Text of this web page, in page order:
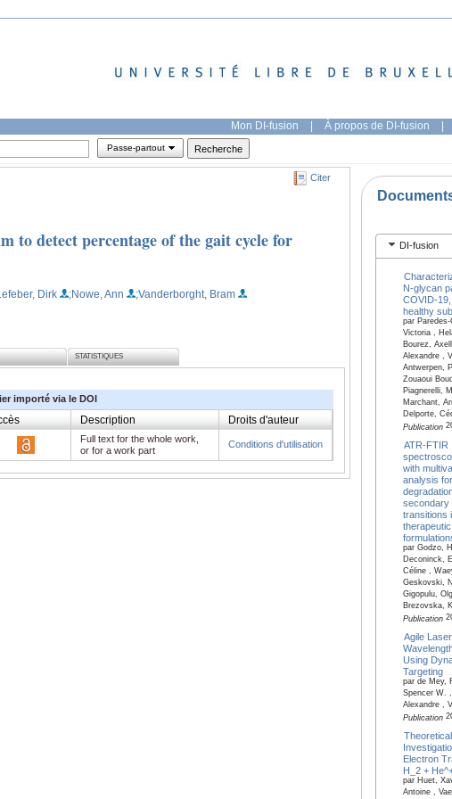
Mon DI-fusion | À propos de DI-fusion |
Passe-partout
Citer
to detect percentage of the gait cycle for
Dirk ;Nowe, Ann
;Vanderborght, Bram
STATISTIQUES
importé via le DOI
Description Droits d'auteur
Full text for the whole work,
or for a work part
Conditions d'utilisation
DI-fusion
N-glycan
COVID-
healthy
par Paredes-
Victoria ,
Bourez,
Alexandre ,
Antwerpen,
Zouaoui
Piagnerelli,
Marchant,
Delporte,
Publication
ATR-FTIR
with
analysis
secondary
transitions
par Godzo,
Deconinck,
Céline ,
Geskovski,
Gigopulu,
Brezovska,
Publication
Agile Laser
Using
Targeting
par de Mey,
Spencer W.
Alexandre ,
Publication
Theoretical
Electron
H_2 +
par Huet,
Antoine ,